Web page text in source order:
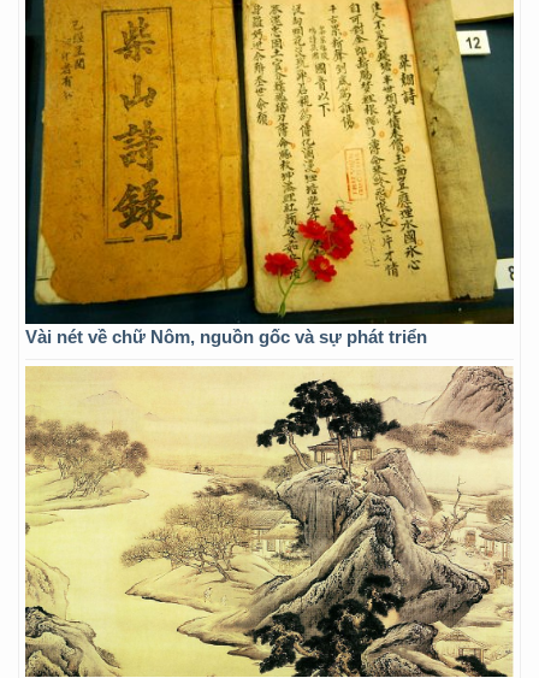
Vài nét về chữ Nôm, nguồn gốc và sự phát triển